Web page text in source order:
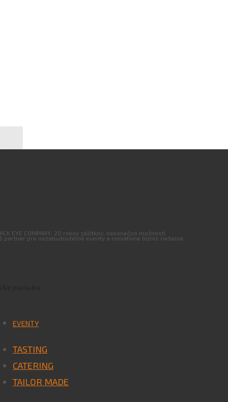
EYE COMPANY: 20 rokov zážitkov, nekonečno možností
partner pre nezabudnuteľné eventy a inovatívne biznis riešenia
EVENTY
TASTING
CATERING
TAILOR MADE